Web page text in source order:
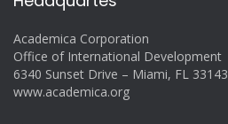
Academica Corporation
Office of International Development
6340 Sunset Drive – Miami, FL 33143
www.academica.org